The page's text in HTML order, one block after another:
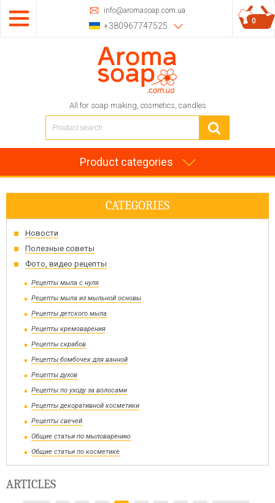
info@aromasoap.com.ua
+380967747525
All for soap making, cosmetics, candles
0
Product categories
CATEGORIES
Новости
Полезные советы
Фото, видео рецепты
Рецепты мыла с нуля
Рецепты мыла из мыльной основы
Рецепты детского мыла
Рецепты кремоварения
Рецепты скрабов
Рецепты бомбочек для ванной
Рецепты духов
Рецепты по уходу за волосами
Рецепты декоративной косметики
Рецепты свечей
Общие статьи по мыловарению
Общие статьи по косметике
ARTICLES